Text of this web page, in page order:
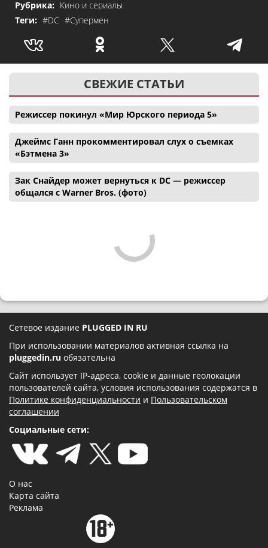
Рубрика: Кино и сериалы
Теги: #DC #Супермен
СВЕЖИЕ СТАТЬИ
Режиссер покинул «Мир Юрского периода 5»
Джеймс Ганн прокомментировал слух о съемках
«Бэтмена 3»
Зак Снайдер может вернуться к DC — режиссер
общался с Warner Bros. (фото)
Сетевое издание PLUGGED IN RU
При использовании материалов активная ссылка на
pluggedin.ru обязательна
Сайт использует IP-адреса, cookie и данные геолокации
пользователей сайта, условия использования содержатся в
Политике конфиденциальности и Пользовательском
соглашении
Социальные сети:
О нас
Карта сайта
Реклама